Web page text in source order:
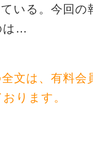
いる。今回の
は…
文は、有料会
ります。